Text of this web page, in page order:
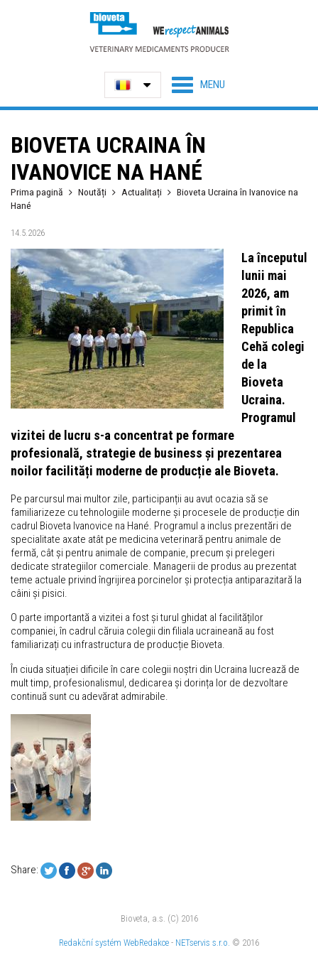
BIOVETA UCRAINA ÎN
IVANOVICE NA HANÉ
Prima pagină Noutăți Actualitați
Bioveta Ucraina în Ivanovice na
Hané
14.5.2026
La începutul
lunii mai
2026, am
primit în
Republica
Cehă colegi
de la
Bioveta
Ucraina.
Programul
vizitei de lucru s-a concentrat pe formare
profesională, strategie de business și prezentarea
noilor facilități moderne de producție ale Bioveta.
Pe parcursul mai multor zile, participanții au avut ocazia să se
familiarizeze cu tehnologiile moderne și procesele de producție din
cadrul Bioveta Ivanovice na Hané. Programul a inclus prezentări de
specialitate axate atât pe medicina veterinară pentru animale de
fermă, cât și pentru animale de companie, precum și prelegeri
dedicate strategiilor comerciale. Managerii de produs au prezentat
teme actuale privind îngrijirea porcinelor și protecția antiparazitară la
câini și pisici.
O parte importantă a vizitei a fost și turul ghidat al facilităților
companiei, în cadrul căruia colegii din filiala ucraineană au fost
familiarizați cu infrastructura de producție Bioveta.
În ciuda situației dificile în care colegii noștri din Ucraina lucrează de
mult timp, profesionalismul, dedicarea și dorința lor de dezvoltare
continuă sunt cu adevărat admirabile.
Share:
Bioveta, a.s. (C) 2016
Redakční systém WebRedakce - NETservis s.r.o. © 2016